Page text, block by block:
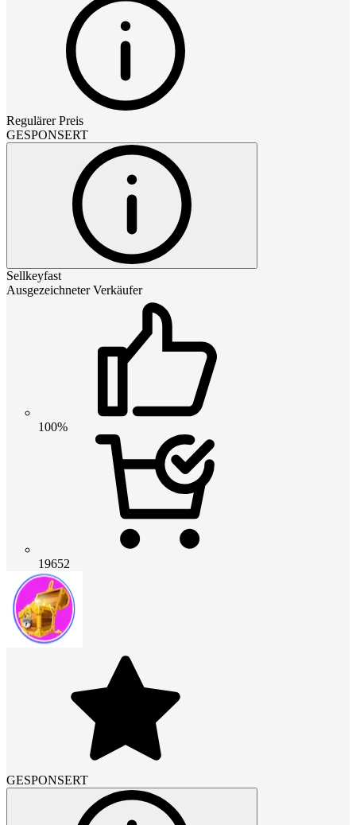
Regulärer Preis
GESPONSERT
Sellkeyfast
Ausgezeichneter Verkäufer
100%
19652
GESPONSERT